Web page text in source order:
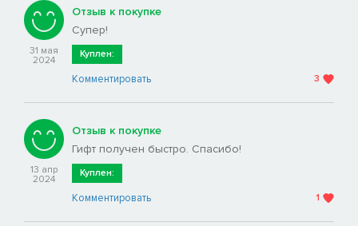
31 мая
2024
Отзыв к покупке
Супер!
Куплен:
Комментировать 3
13 апр
2024
Отзыв к покупке
Гифт получен быстро. Спасибо!
Куплен:
Комментировать 1